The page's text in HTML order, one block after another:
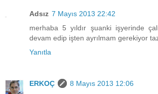
Adsız 7 Mayıs 2013 22:42
merhaba 5 yıldır şuanki işyerinde
devam edip işten ayrılmam gerekiyor
Yanıtla
ERKOÇ
8 Mayıs 2013 12:06